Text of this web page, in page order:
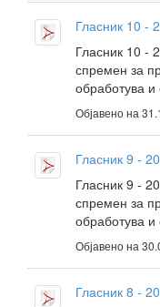
Гласник
Гласник 10 -
спремен за
обработува и
Објавено на
Гласник 9
Гласник 9 -
спремен за
обработува и
Објавено на
Гласник 8